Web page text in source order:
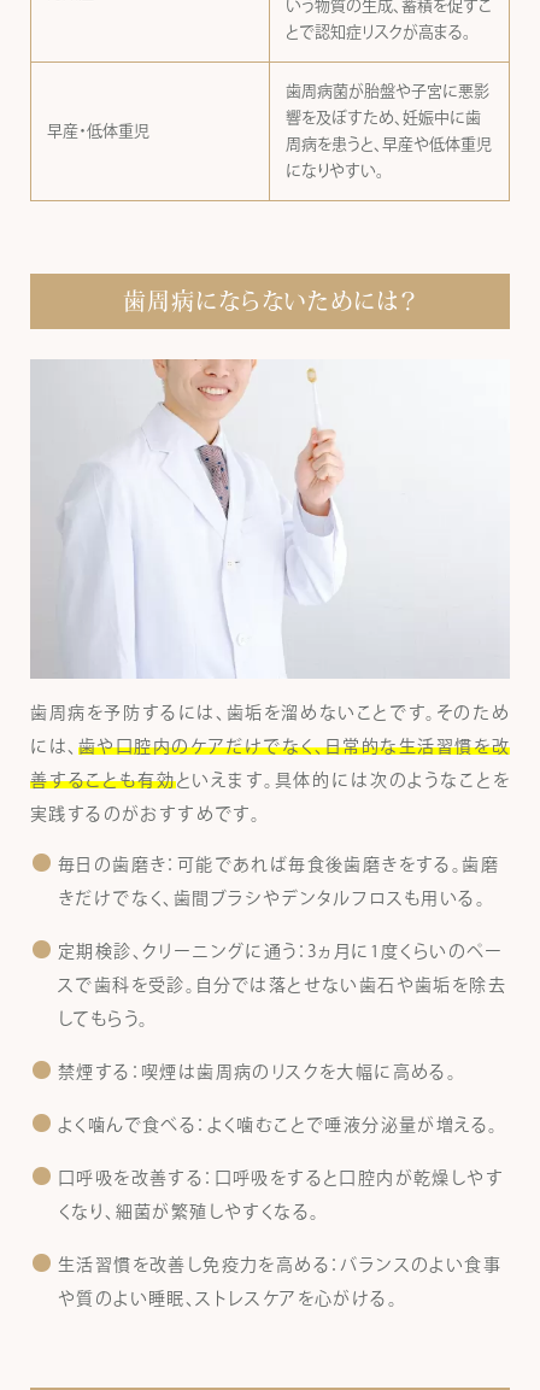
いう物質の生成、蓄積を促すこ
とで認知症リスクが高まる。
早産・低体重児
歯周病菌が胎盤や子宮に悪影
響を及ぼすため、妊娠中に歯
周病を患うと、早産や低体重児
になりやすい。
歯周病にならないためには？
歯周病を予防するには、歯垢を溜めないことです。そのため
には、 歯や口腔内のケアだけでなく、日常的な生活習慣を改
善することも有効といえます。具体的には次のようなことを
実践するのがおすすめです。
毎日の歯磨き：可能であれば毎食後歯磨きをする。歯磨
きだけでなく、歯間ブラシやデンタルフロスも用いる。
定期検診、クリーニングに通う：3ヵ月に1度くらいのペー
スで歯科を受診。自分では落とせない歯石や歯垢を除去
してもらう。
禁煙する：喫煙は歯周病のリスクを大幅に高める。
よく噛んで食べる：よく噛むことで唾液分泌量が増える。
口呼吸を改善する：口呼吸をすると口腔内が乾燥しやす
くなり、細菌が繁殖しやすくなる。
生活習慣を改善し免疫力を高める：バランスのよい食事
や質のよい睡眠、ストレスケアを心がける。